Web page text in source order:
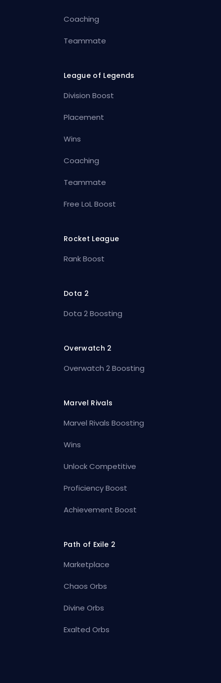
Coaching
Teammate
League of Legends
Division Boost
Placement
Wins
Coaching
Teammate
Free LoL Boost
Rocket League
Rank Boost
Dota 2
Dota 2 Boosting
Overwatch 2
Overwatch 2 Boosting
Marvel Rivals
Marvel Rivals Boosting
Wins
Unlock Competitive
Proficiency Boost
Achievement Boost
Path of Exile 2
Marketplace
Chaos Orbs
Divine Orbs
Exalted Orbs